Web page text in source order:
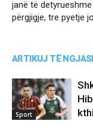
janë të
përgjigje, tre pyetje
ARTIKUJ TË
Sport